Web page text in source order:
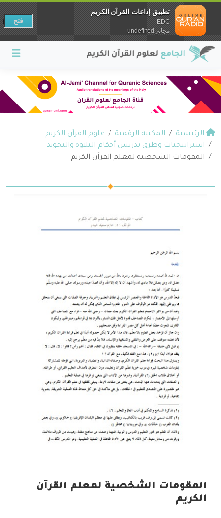
الرئيسية المكتبة الرقمية
علوم القرآن الكريم
استراتيجيات وطرق تدريس أحكام التلاوة والتجويد
المقومات الشخصية لمعلم القرآن الكريم
المقومات الشخصية لمعلم القرآن
الكريم
تطبيق إذاعات القرآن الكريم
EDC
مجانيundefined
فتح